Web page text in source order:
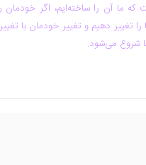
ما آن را ساخته‌ایم، اگر خودمان
تغییر دهیم و تغییر خودمان با
شروع می‌شود.